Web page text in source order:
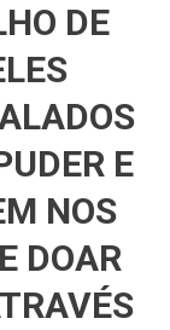
DE
E
NOS
DOAR